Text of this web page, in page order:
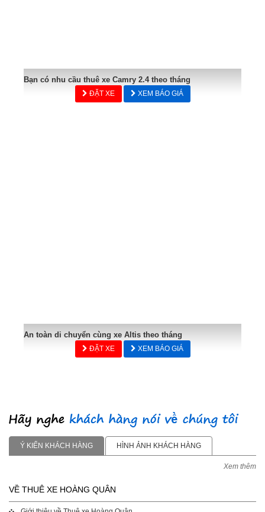
Bạn có nhu cầu thuê xe Camry 2.4 theo tháng
ĐẶT XE XEM BÁO GIÁ
An toàn di chuyển cùng xe Altis theo tháng
ĐẶT XE XEM BÁO GIÁ
Ý KIẾN KHÁCH HÀNG HÌNH ẢNH KHÁCH HÀNG
Xem thêm
VỀ THUÊ XE HOÀNG QUÂN